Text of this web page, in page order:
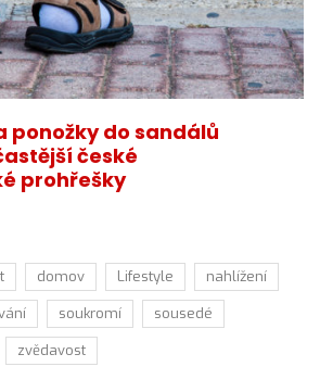
ponožky do sandálů
české
prohřešky
domov Lifestyle
nahlížení
soukromí
sousedé
zvědavost